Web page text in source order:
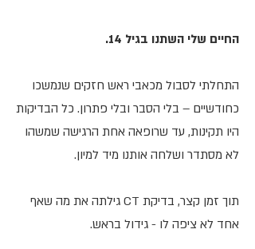
החיים שלי השתנו בגיל 14.
התחלתי לסבול מכאבי ראש חזקים שנמשכו
כחודשיים – בלי הסבר ובלי פתרון. כל הבדיקות
היו תקינות, עד שרופאה אחת הרגישה שמשהו
לא מסתדר ושלחה אותנו מיד למיון.
תוך זמן קצר, בדיקת CT גילתה את מה שאף
אחד לא ציפה לו - גידול בראש.